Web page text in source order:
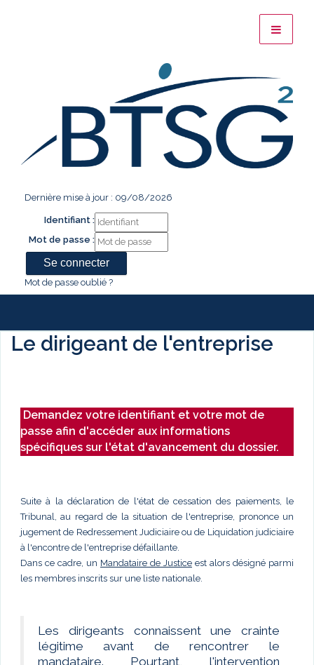
Dernière mise à jour : 09/08/2026
Identifiant :
Mot de passe :
Mot de passe oublié ?
Le dirigeant de l'entreprise
Demandez votre identifiant et votre mot de
passe afin d'accéder aux informations
spécifiques sur l'état d'avancement du dossier.
Suite à la déclaration de l'état de cessation des paiements, le
Tribunal, au regard de la situation de l'entreprise, prononce un
jugement de Redressement Judiciaire ou de Liquidation judiciaire
à l'encontre de l'entreprise défaillante.
Dans ce cadre, un Mandataire de Justice est alors désigné parmi
les membres inscrits sur une liste nationale.
Les dirigeants connaissent une crainte
légitime avant de rencontrer le
mandataire. Pourtant, l'intervention